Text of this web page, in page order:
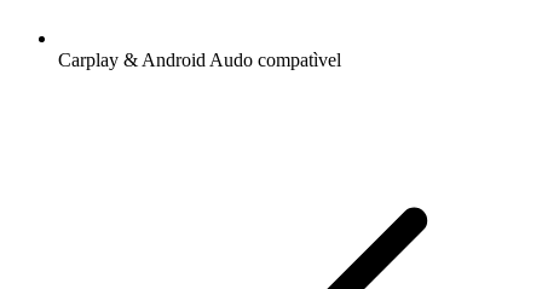
Carplay & Android Audo compatìvel